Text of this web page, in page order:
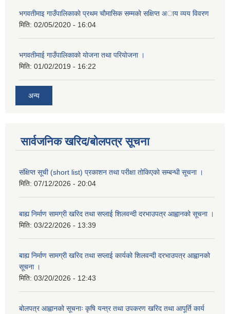
भगवतीमाइ गाउँपालिकाकाे प्रथम चाैमासिक सम्मकाे सक्षिप्त अाय व्यय विवरण
मिति: 02/05/2020 - 16:04
भगवतीमाई गाउँपालिकाको याेजना तथा परियाेजना ।
मिति: 01/02/2019 - 16:22
अन्य
सार्वजनिक खरिद/बोलपत्र सूचना
संक्षिप्त सूची (short list) प्रकाशन तथा परीक्षा तोकिएको सम्बन्धी सूचना ।
मिति: 07/12/2026 - 20:04
बाह्य निर्माण सामग्री खरिद तथा सप्लाई शिलवन्दी दरभाउपत्र आह्वानको सूचना ।
मिति: 03/22/2026 - 13:39
बाह्य निर्माण सामग्री खरिद तथा सप्लाई कार्यको शिलवन्दी दरभाउपत्र आह्वानको
सूचना ।
मिति: 03/20/2026 - 12:43
बोलपत्र आह्वानको सूचनाः कृषि यन्त्र तथा उपकरण खरिद तथा आपूर्ति कार्य